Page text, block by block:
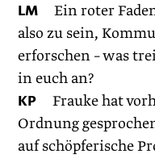
LM Ein roter
also zu sein,
erforschen – was
in euch an?
KP Frauke hat
Ordnung
auf schöpferische